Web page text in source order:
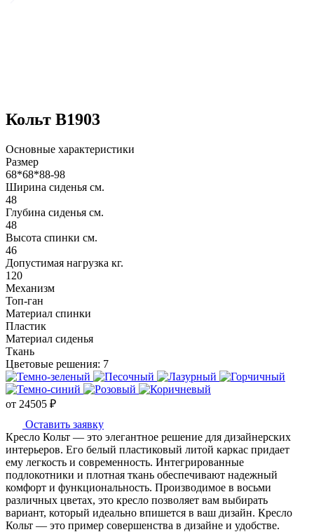
Кольт B1903
Основные характеристики
Размер
68*68*88-98
Ширина сиденья см.
48
Глубина сиденья см.
48
Высота спинки см.
46
Допустимая нагрузка кг.
120
Механизм
Топ-ган
Материал спинки
Пластик
Материал сиденья
Ткань
Цветовые решения: 7
от 24505 ₽
Оставить заявку
Кресло Кольт — это элегантное решение для дизайнерских
интерьеров. Его белый пластиковый литой каркас придает
ему легкость и современность. Интегрированные
подлокотники и плотная ткань обеспечивают надежный
комфорт и функциональность. Производимое в восьми
различных цветах, это кресло позволяет вам выбирать
вариант, который идеально впишется в ваш дизайн. Кресло
Кольт — это пример совершенства в дизайне и удобстве.